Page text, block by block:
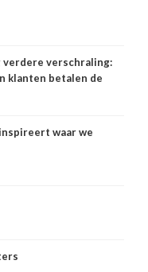
verschraling:
klanten betalen de
waar we